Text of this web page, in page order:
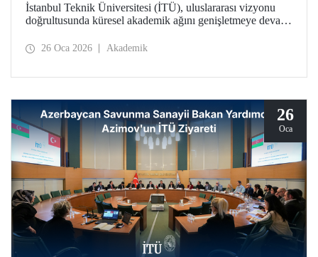
İstanbul Teknik Üniversitesi (İTÜ), uluslararası vizyonu
doğrultusunda küresel akademik ağını genişletmeye devam
Üniversitesi ile stratejik bir iş birliği protokolü imzalandı.
26 Oca 2026 Akademik
26
Oca